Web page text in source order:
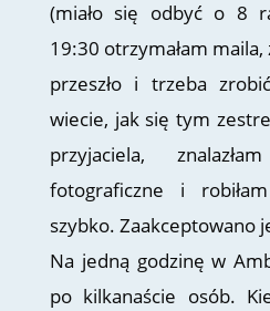
(miało się odbyć o 8
19:30 otrzymałam
przeszło i trzeba
wiecie, jak się tym
przyjaciela,
fotograficzne i
szybko. Zaakceptowano
Na jedną godzinę w
po kilkanaście osób.